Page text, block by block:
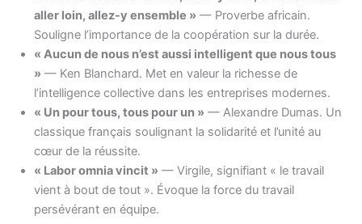
aller loin, allez-y ensemble » — Proverbe africain.
Souligne l’importance de la coopération sur la durée.
« Aucun de nous n’est aussi intelligent que nous tous
» — Ken Blanchard. Met en valeur la richesse de
l’intelligence collective dans les entreprises modernes.
« Un pour tous, tous pour un » — Alexandre Dumas. Un
classique français soulignant la solidarité et l’unité au
cœur de la réussite.
« Labor omnia vincit » — Virgile, signifiant « le travail
vient à bout de tout ». Évoque la force du travail
persévérant en équipe.